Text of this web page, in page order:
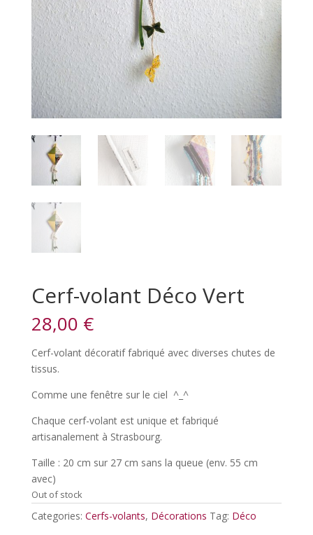
Cerf-volant Déco Vert
28,00 €
Cerf-volant décoratif fabriqué avec diverses chutes de
tissus.
Comme une fenêtre sur le ciel ^_^
Chaque cerf-volant est unique et fabriqué
artisanalement à Strasbourg.
Taille : 20 cm sur 27 cm sans la queue (env. 55 cm
avec)
Out of stock
Categories: Cerfs-volants, Décorations Tag: Déco